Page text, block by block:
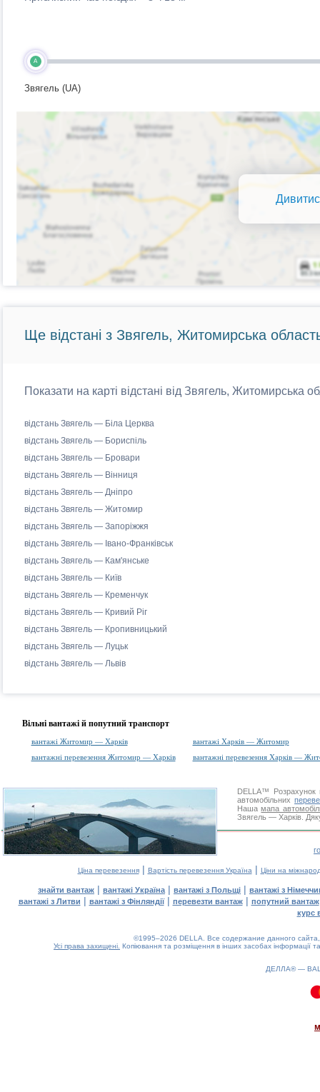
A
Звягель (UA)
Ще відстані з Звягель, Житомирська
Показати на карті відстані від Звягель, Житомирська
відстань Звягель — Біла Церква
відстань Звягель — Бориспіль
відстань Звягель — Бровари
відстань Звягель — Вінниця
відстань Звягель — Дніпро
відстань Звягель — Житомир
відстань Звягель — Запоріжжя
відстань Звягель — Івано-Франківськ
відстань Звягель — Кам'янське
відстань Звягель — Київ
відстань Звягель — Кременчук
відстань Звягель — Кривий Ріг
відстань Звягель — Кропивницький
відстань Звягель — Луцьк
відстань Звягель — Львів
Вільні вантажі й попутний транспорт
вантажі Житомир — Харків
вантажі Харків — Житомир
вантажні перевезення Житомир — Харків
вантажні перевезення Харків —
DELLA™
Розрахунок
автомобільних
Нашамапа
Звягель — Харків.
Ціна перевезення| Вартість перевезення Україна | Ціни на
знайти вантаж | вантажі Україна | вантажі з Польщі | вантажі з
вантажі з Литви | вантажі з Фінляндії| перевезти вантаж| попутний вантаж
курс
©1995–2026 DELLA. Все содержание данного
Усі права захищені. Копіювання та розміщення в інших засобах інформації
ДЕЛЛА® —